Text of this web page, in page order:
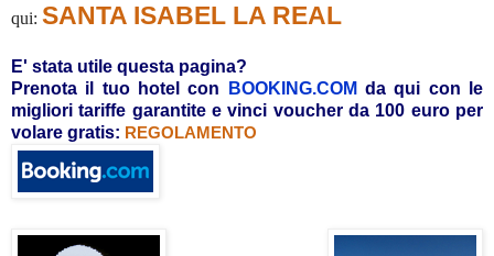
qui: SANTA ISABEL LA REAL
E' stata utile questa pagina?
Prenota il tuo hotel con
BOOKING.COM da qui con le
migliori tariffe garantite e vinci voucher da 100 euro per
volare gratis: REGOLAMENTO